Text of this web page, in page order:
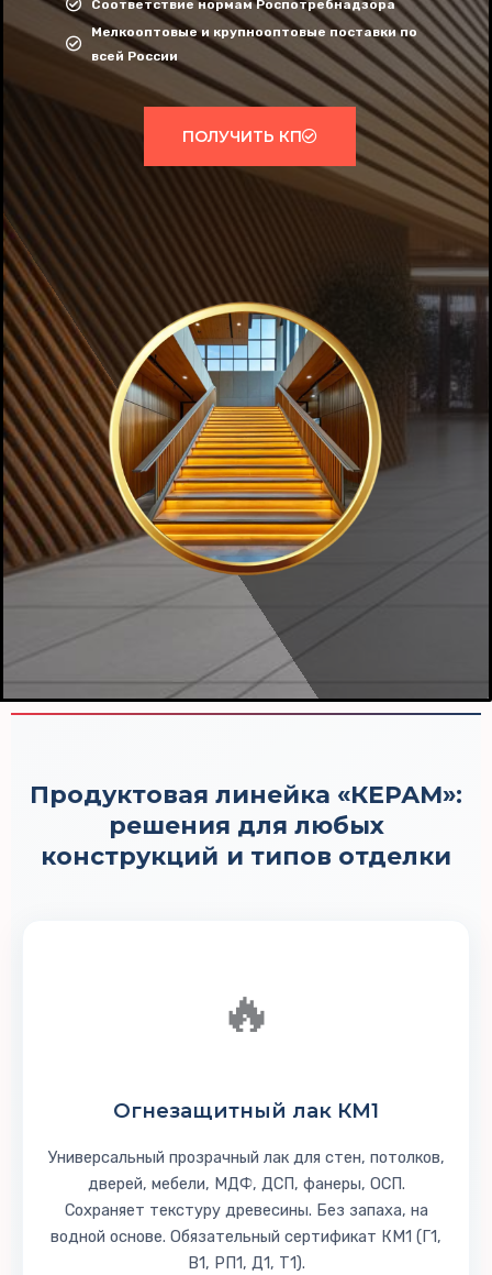
Соответствие нормам Роспотребнадзора
Мелкооптовые и крупнооптовые поставки по
всей России
ПОЛУЧИТЬ КП
Продуктовая линейка «КЕРАМ»:
решения для любых
конструкций и типов отделки
🔥
Огнезащитный лак КМ1
Универсальный прозрачный лак для стен, потолков,
дверей, мебели, МДФ, ДСП, фанеры, ОСП.
Сохраняет текстуру древесины. Без запаха, на
водной основе. Обязательный сертификат КМ1 (Г1,
В1, РП1, Д1, Т1).